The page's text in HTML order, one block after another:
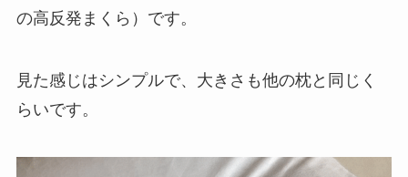
の高反発まくら）です。
見た感じはシンプルで、大きさも他の枕と同じく
らいです。